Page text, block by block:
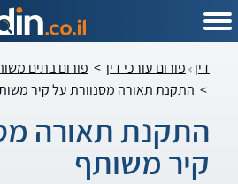
דין פורום עורכי דין > פורום בתים
> התקנת תאורה מסנוורת על קיר
התקנת תאורה
קיר משותף